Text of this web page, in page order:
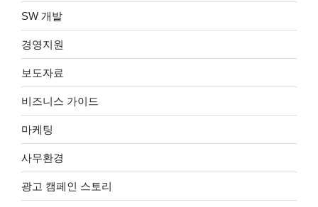
SW 개발
경영지원
보도자료
비즈니스 가이드
마케팅
사무환경
광고 캠페인 스토리